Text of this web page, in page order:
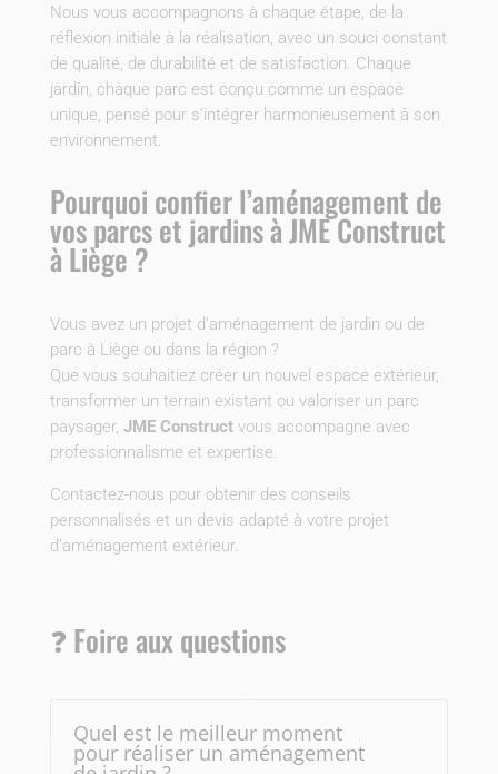
Nous vous accompagnons à chaque étape, de la
réflexion initiale à la réalisation, avec un souci constant
de qualité, de durabilité et de satisfaction. Chaque
jardin, chaque parc est conçu comme un espace
unique, pensé pour s’intégrer harmonieusement à son
environnement.
Pourquoi confier l’aménagement de
vos parcs et jardins à JME Construct
à Liège ?
Vous avez un projet d’aménagement de jardin ou de
parc à Liège ou dans la région ?
Que vous souhaitiez créer un nouvel espace extérieur,
transformer un terrain existant ou valoriser un parc
paysager, JME Constructvous accompagne avec
professionnalisme et expertise.
Contactez-nous pour obtenir des conseils
personnalisés et un devis adapté à votre projet
d’aménagement extérieur.
❓ Foire aux questions
Quel est le meilleur moment
pour réaliser un aménagement